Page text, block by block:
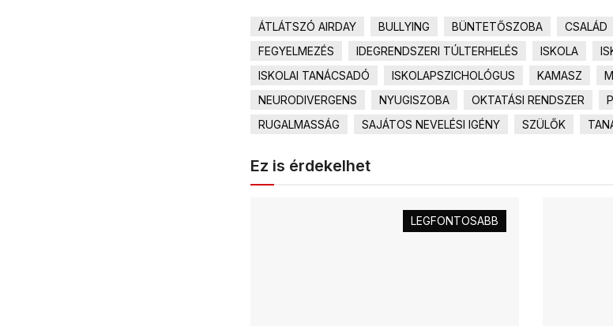
ÁTLÁTSZÓ AIRDAY BULLYING BÜNTETŐSZOBA CSALÁD
FEGYELMEZÉS
IDEGRENDSZERI TÚLTERHELÉS ISKOLA
ISKOLAI TANÁCSADÓ
ISKOLAPSZICHOLÓGUS KAMASZ
NEURODIVERGENS
NYUGISZOBA OKTATÁSI RENDSZER
RUGALMASSÁG
SAJÁTOS NEVELÉSI IGÉNY SZÜLŐK
Ez is érdekelhet
LEGFONTOSABB